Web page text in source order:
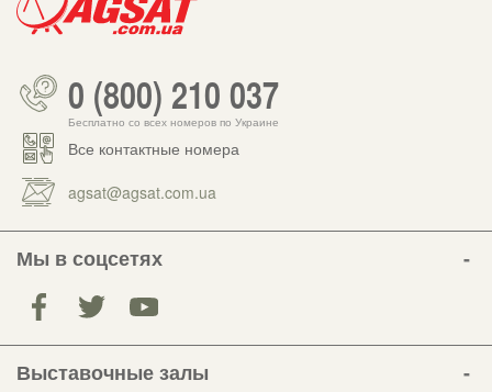
0 (800) 210 037
Бесплатно со всех номеров по Украине
Все контактные номера
agsat@agsat.com.ua
Мы в соцсетях
Выставочные залы